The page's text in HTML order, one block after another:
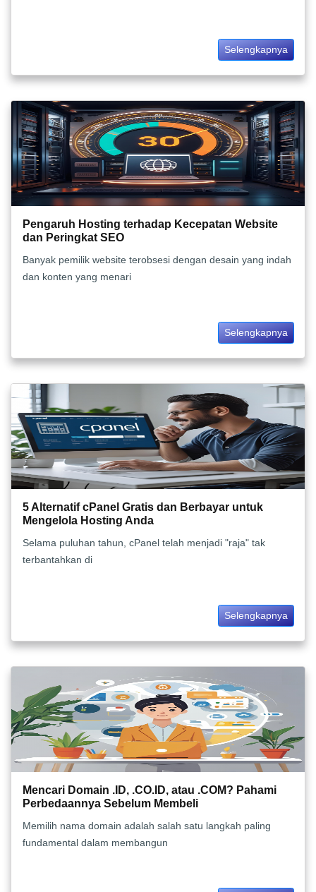
Selengkapnya
Pengaruh Hosting terhadap Kecepatan Website
dan Peringkat SEO
Banyak pemilik website terobsesi dengan desain yang indah
dan konten yang menari
Selengkapnya
5 Alternatif cPanel Gratis dan Berbayar untuk
Mengelola Hosting Anda
Selama puluhan tahun, cPanel telah menjadi "raja" tak
terbantahkan di
Selengkapnya
Mencari Domain .ID, .CO.ID, atau .COM? Pahami
Perbedaannya Sebelum Membeli
Memilih nama domain adalah salah satu langkah paling
fundamental dalam membangun